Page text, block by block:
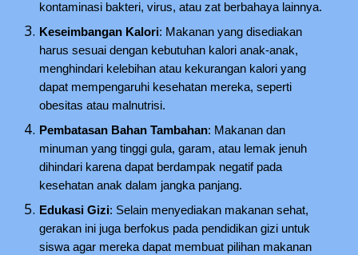
kontaminasi bakteri, virus, atau zat berbahaya lainnya.
Keseimbangan Kalori: Makanan yang disediakan
harus sesuai dengan kebutuhan kalori anak-anak,
menghindari kelebihan atau kekurangan kalori yang
dapat mempengaruhi kesehatan mereka, seperti
obesitas atau malnutrisi.
Pembatasan Bahan Tambahan: Makanan dan
minuman yang tinggi gula, garam, atau lemak jenuh
dihindari karena dapat berdampak negatif pada
kesehatan anak dalam jangka panjang.
Edukasi Gizi: Selain menyediakan makanan sehat,
gerakan ini juga berfokus pada pendidikan gizi untuk
siswa agar mereka dapat membuat pilihan makanan